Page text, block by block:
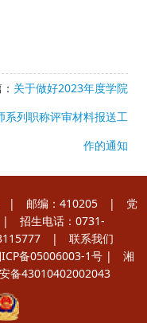
关于做好2023年度学院
系列职称评审材料报送工
作的通知
号 | 邮编：410205 | 党
| 招生电话：0731-
| 联系我们
备05006003-1号 | 湘
备43010402002043